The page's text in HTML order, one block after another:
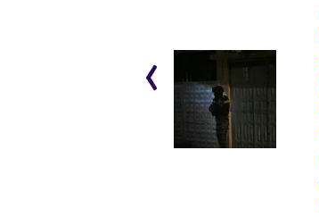
quiere aumentar
dominio de EE. UU.
‹